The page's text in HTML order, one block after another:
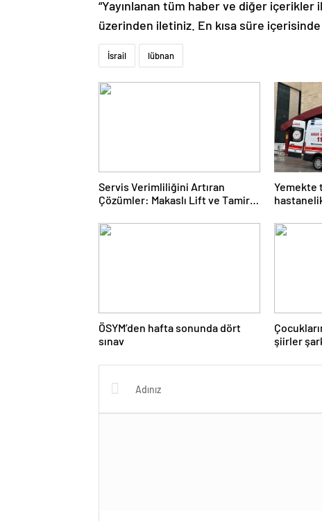
“Yayınlanan tüm haber ve diğer
üzerinden iletiniz. En kısa süre
İsrail lübnan
Servis Verimliliğini Artıran
Çözümler: Makaslı Lift ve Tamirci
Yemekte
ÖSYM’den hafta sonunda dört
sınav
şiirler